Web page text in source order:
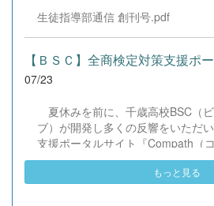
葉や国境を超えて笑顔で交流を深
らは、「国籍や年齢を問わず笑顔
て動く姿が素晴らしい。異文化理
についている」と、賞賛の声をい
だけでなく、地域や世界という広
姿に、誇らしさでいっぱいです。
飛び出そう！ その温かい心と行動
する魅力的な人材へ成長していく
す！
生徒指導部通信 創刊号.pdf
07/23
夏休みを前に、千歳高校BSC（
ブ）が開発し多くの反響をいただ
支援ポータルサイト『Compath（
ージョンアップいたしました。
らいただいたアンケートのご意見
もっと見る